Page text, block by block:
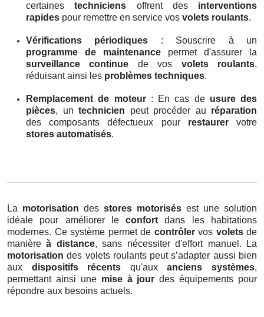
certainestechniciens offrent des interventions
rapides pour remettre en service vos volets roulants.
Vérifications périodiques : Souscrire à un
programme de maintenance permet d'assurer la
surveillance continue de vos volets roulants,
réduisant ainsi les problèmes techniques.
Remplacement de moteur: En cas de usure des
pièces, un technicien peut procéder au réparation
des composants défectueux pour restaurervotre
stores automatisés.
La motorisation des stores motorisés est une solution
idéale pour améliorer leconfort dans les habitations
modernes. Ce système permet de contrôlervos voletsde
manièreà distance, sans nécessiter d'effort manuel. La
motorisation des volets roulants peut s’adapter aussi bien
aux dispositifs récents qu'auxanciens systèmes,
permettant ainsi une mise à jour des équipements pour
répondre aux besoins actuels.